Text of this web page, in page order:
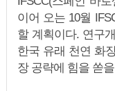
이어 오는 10월
할 계획이다. 연구
한국 유래 천연 화
장 공략에 힘을 쏟